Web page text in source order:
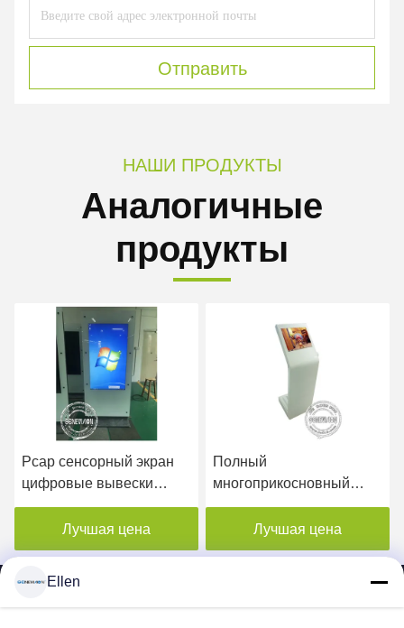
Отправить
НАШИ ПРОДУКТЫ
Аналогичные
продукты
Полный
многоприкосновный
экран цифровой плакат
киоск 22 дюймовый ЖК-
дисплей с музыкальным
Лучшая цена
Алюминиевые профили
55" сенсорный экран
Цифровая вывеска
светодиодный экран
Дисплей 500cd/M2
Лучшая цена
Ellen